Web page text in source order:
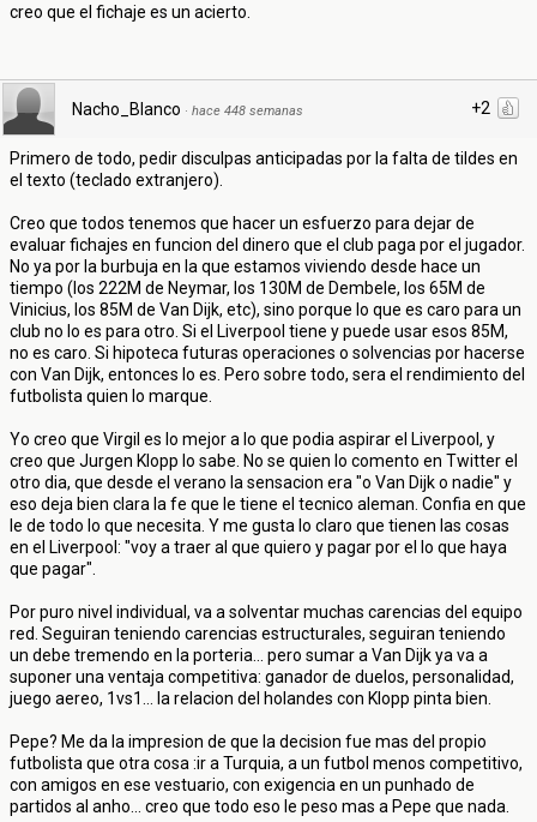
creo que el fichaje es un acierto.
+2
Nacho_Blanco · hace 448 semanas
Primero de todo, pedir disculpas anticipadas por la falta de tildes en
el texto (teclado extranjero).
Creo que todos tenemos que hacer un esfuerzo para dejar de
evaluar fichajes en funcion del dinero que el club paga por el jugador.
No ya por la burbuja en la que estamos viviendo desde hace un
tiempo (los 222M de Neymar, los 130M de Dembele, los 65M de
Vinicius, los 85M de Van Dijk, etc), sino porque lo que es caro para un
club no lo es para otro. Si el Liverpool tiene y puede usar esos 85M,
no es caro. Si hipoteca futuras operaciones o solvencias por hacerse
con Van Dijk, entonces lo es. Pero sobre todo, sera el rendimiento del
futbolista quien lo marque.
Yo creo que Virgil es lo mejor a lo que podia aspirar el Liverpool, y
creo que Jurgen Klopp lo sabe. No se quien lo comento en Twitter el
otro dia, que desde el verano la sensacion era "o Van Dijk o nadie" y
eso deja bien clara la fe que le tiene el tecnico aleman. Confia en que
le de todo lo que necesita. Y me gusta lo claro que tienen las cosas
en el Liverpool: "voy a traer al que quiero y pagar por el lo que haya
que pagar".
Por puro nivel individual, va a solventar muchas carencias del equipo
red. Seguiran teniendo carencias estructurales, seguiran teniendo
un debe tremendo en la porteria... pero sumar a Van Dijk ya va a
suponer una ventaja competitiva: ganador de duelos, personalidad,
juego aereo, 1vs1... la relacion del holandes con Klopp pinta bien.
Pepe? Me da la impresion de que la decision fue mas del propio
futbolista que otra cosa :ir a Turquia, a un futbol menos competitivo,
con amigos en ese vestuario, con exigencia en un punhado de
partidos al anho... creo que todo eso le peso mas a Pepe que nada.